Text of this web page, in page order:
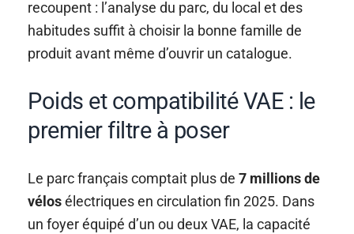
recoupent : l’analyse du parc, du local et des
habitudes suffit à choisir la bonne famille de
produit avant même d’ouvrir un catalogue.
Poids et compatibilité VAE : le
premier filtre à poser
Le parc français comptait plus de7 millions de
vélosélectriques en circulation fin 2025. Dans
un foyer équipé d’un ou deux VAE, la capacité